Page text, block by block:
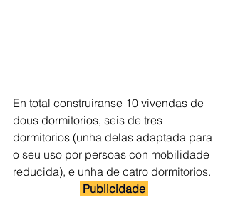
En total construiranse 10 vivendas de
dous dormitorios, seis de tres
dormitorios (unha delas adaptada para
o seu uso por persoas con mobilidade
reducida), e unha de catro dormitorios.
Publicidade